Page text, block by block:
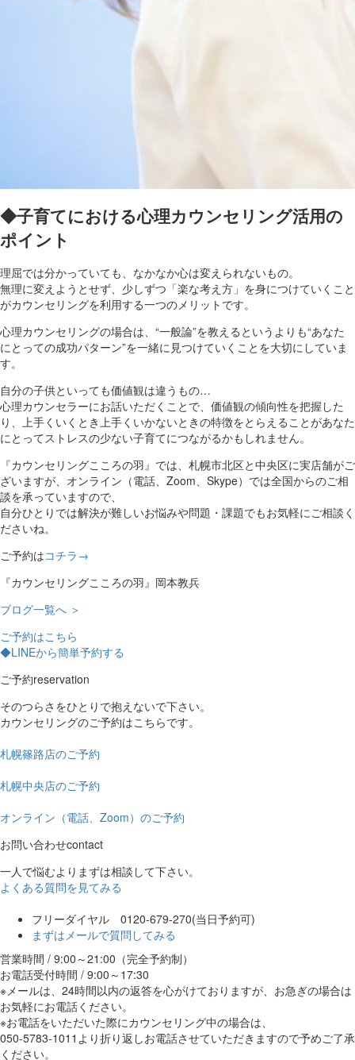
◆子育てにおける心理カウンセリング活用の
ポイント
理屈では分かっていても、なかなか心は変えられないもの。
無理に変えようとせず、少しずつ「楽な考え方」を身につけていくこと
がカウンセリングを利用する一つのメリットです。
心理カウンセリングの場合は、“一般論”を教えるというよりも“あなた
にとっての成功パターン”を一緒に見つけていくことを大切にしていま
す。
自分の子供といっても価値観は違うもの…
心理カウンセラーにお話いただくことで、価値観の傾向性を把握した
り、上手くいくとき上手くいかないときの特徴をとらえることがあなた
にとってストレスの少ない子育てにつながるかもしれません。
『カウンセリングこころの羽』では、札幌市北区と中央区に実店舗がご
ざいますが、オンライン（電話、Zoom、Skype）では全国からのご相
談を承っていますので、
自分ひとりでは解決が難しいお悩みや問題・課題でもお気軽にご相談く
ださいね。
ご予約はコチラ→
『カウンセリングこころの羽』岡本教兵
ブログ一覧へ ＞
ご予約はこちら
◆LINEから簡単予約する
ご予約reservation
そのつらさをひとりで抱えないで下さい。
カウンセリングのご予約はこちらです。
札幌篠路店のご予約
札幌中央店のご予約
オンライン（電話、Zoom）のご予約
お問い合わせcontact
一人で悩むよりまずは相談して下さい。
よくある質問を見てみる
フリーダイヤル 0120-679-270(当日予約可)
まずはメールで質問してみる
営業時間 / 9:00～21:00（完全予約制）
お電話受付時間 / 9:00～17:30
※メールは、24時間以内の返答を心がけておりますが、お急ぎの場合は
お気軽にお電話ください。
※お電話をいただいた際にカウンセリング中の場合は、
050-5783-1011より折り返しお電話させていただきますので予めご了承
ください。